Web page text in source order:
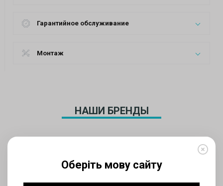
Оберіть мову сайту
Гарантийное обслуживание
Монтаж
НАШИ БРЕНДЫ